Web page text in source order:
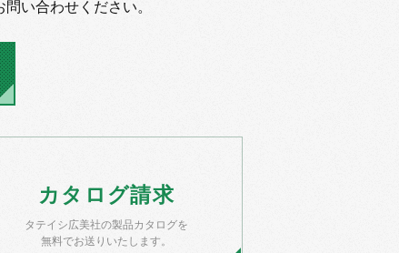
い合わせください。
カタログ請求
タテイシ広美社の製品カタログを
無料でお送りいたします。